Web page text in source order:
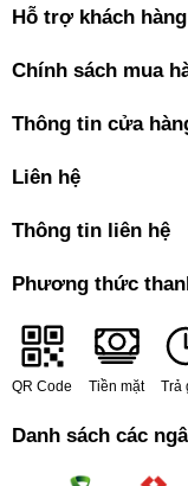
tối thiểu lượng khí bẩn
Hệ thống hút gió
thải, trả lại bầu
Hỗ trợ khách hàng
Chính sách mua
Thông tin cửa
Liên hệ
Thông tin liên hệ
Phương thức
QR Code Tiền mặt Trả
Danh sách các